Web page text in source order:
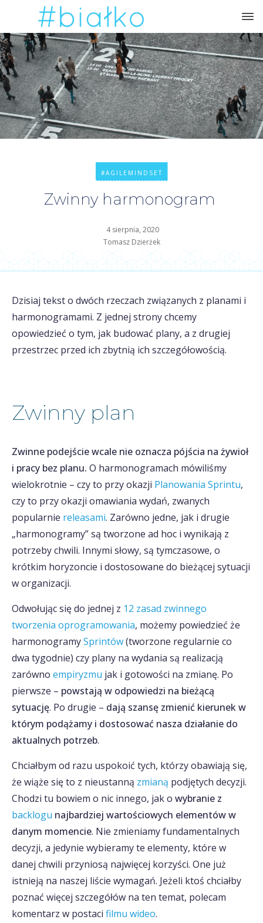
#AGILEMINDSET
Zwinny harmonogram
4 sierpnia, 2020
Tomasz Dzierżek
Dzisiaj tekst o dwóch rzeczach związanych z planami i
harmonogramami. Z jednej strony chcemy
opowiedzieć o tym, jak budować plany, a z drugiej
przestrzec przed ich zbytnią ich szczegółowością.
Zwinny plan
Zwinne podejście wcale nie oznacza pójścia na żywioł
i pracy bez planu. O harmonogramach mówiliśmy
wielokrotnie – czy to przy okazji Planowania Sprintu,
czy to przy okazji omawiania wydań, zwanych
popularnie releasami. Zarówno jedne, jak i drugie
„harmonogramy” są tworzone ad hoc i wynikają z
potrzeby chwili. Innymi słowy, są tymczasowe, o
krótkim horyzoncie i dostosowane do bieżącej sytuacji
w organizacji.
Odwołując się do jednej z 12 zasad zwinnego
tworzenia oprogramowania, możemy powiedzieć że
harmonogramySprintów(tworzone regularnie co
dwa tygodnie) czy plany na wydania są realizacją
zarówno empiryzmu jak i gotowości na zmianę. Po
pierwsze – powstają w odpowiedzi na bieżącą
sytuację. Po drugie – dają szansę zmienić kierunek w
którym podążamy i dostosować nasza działanie do
aktualnych potrzeb.
Chciałbym od razu uspokoić tych, którzy obawiają się,
że wiąże się to z nieustanną zmianą podjętych decyzji.
Chodzi tu bowiem o nic innego, jak o wybranie z
backlogu najbardziej wartościowych elementów w
danym momencie. Nie zmieniamy fundamentalnych
decyzji, a jedynie wybieramy te elementy, które w
danej chwili przyniosą najwięcej korzyści. One już
istnieją na naszej liście wymagań. Jeżeli ktoś chciałby
poznać więcej szczegółów na ten temat, polecam
komentarz w postaci filmu wideo.